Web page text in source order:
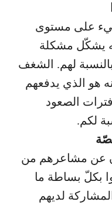
على مستوى
يشكّل مشكلة
لهم. الشغف
هو الذي يدفعهم
الصعود
لكم.
عن مشاعرهم من
بكلّ بساطة ما
لديهم